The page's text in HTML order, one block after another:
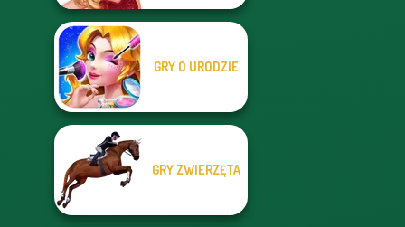
GRY O URODZIE
GRY ZWIERZĘTA